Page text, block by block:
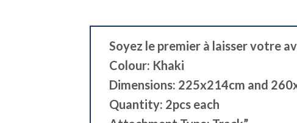
Soyez le premier à laisser votre
Colour: Khaki
Dimensions: 225x214cm and
Quantity: 2pcs each